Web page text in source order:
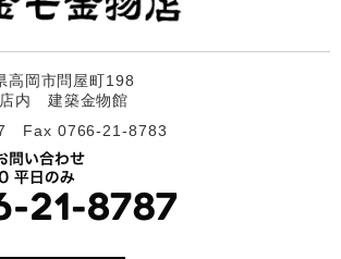
高岡市問屋町198
内 建築金物館
Fax 0766-21-8783